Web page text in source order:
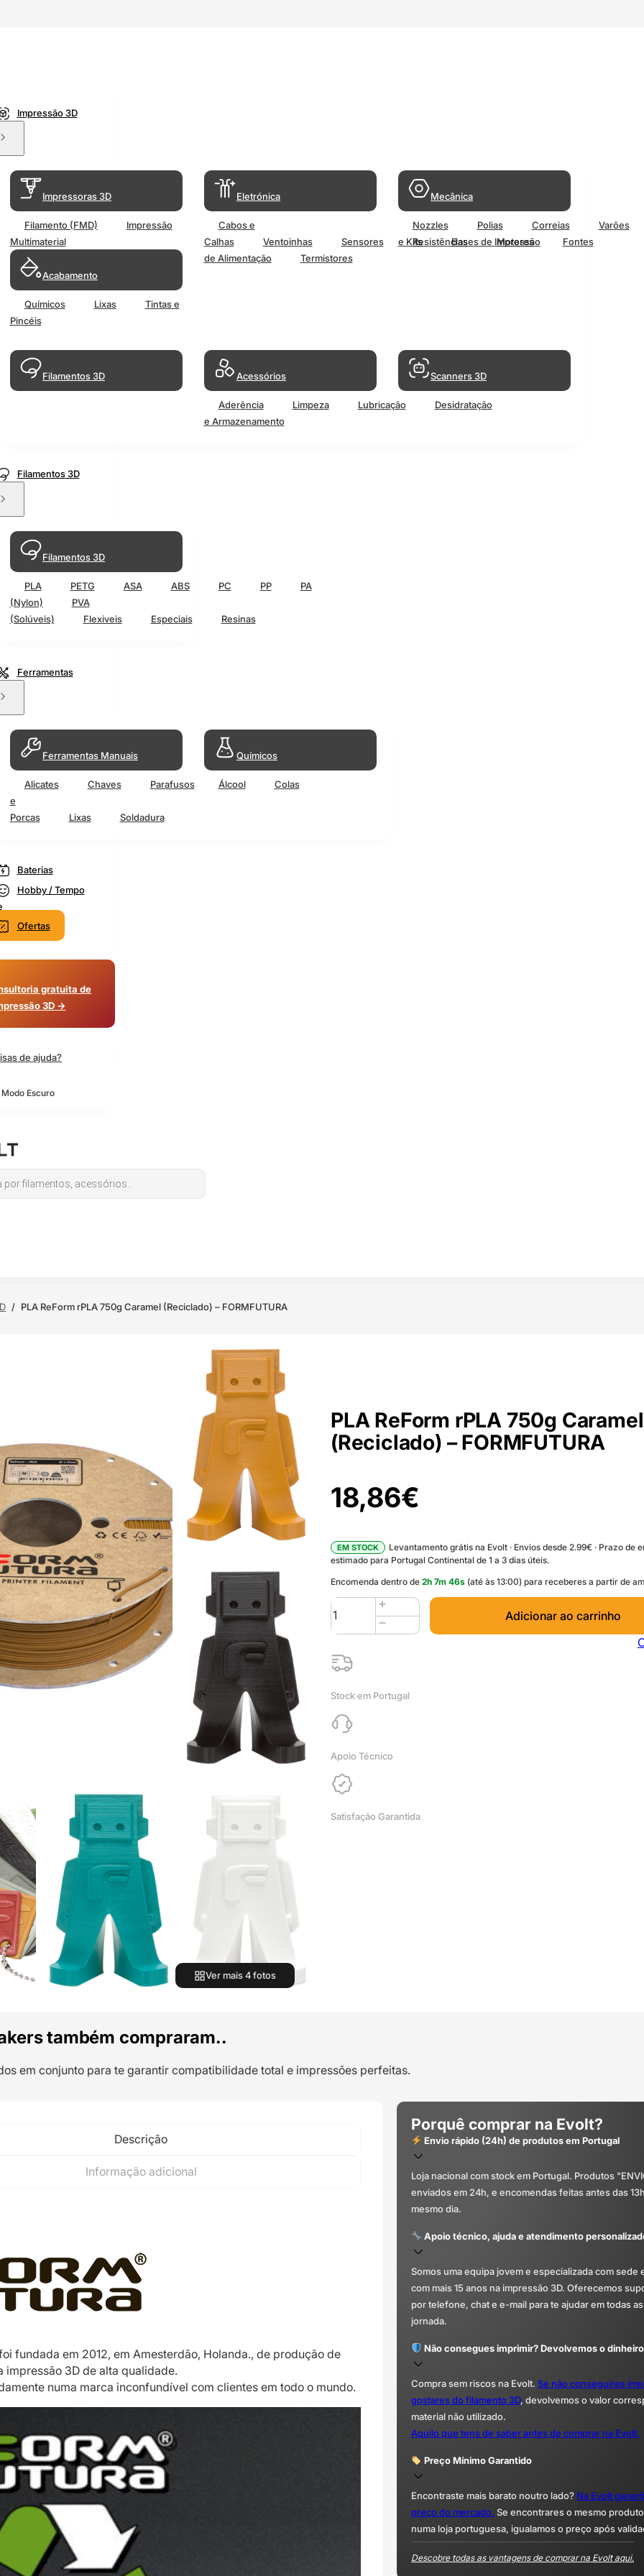
Impressão 3D
Impressoras 3D
Filamento (FMD)
Impressão
Multimaterial
Acabamento
Químicos Lixas
Tintas e
Pincéis
Eletrónica
Cabos e
Calhas
Ventoinhas Sensores Resistências Motores
Fontes
de Alimentação
Termistores
Mecânica
Nozzles Polias Correias
Varões
e Kits
Bases de Impressão
Filamentos 3D Acessórios
Aderência Limpeza Lubricação
Desidratação
e Armazenamento
Scanners 3D
Filamentos 3D
Filamentos 3D
PLA PETG ASA ABS PC PP
PA
(Nylon)
PVA
(Solúveis)
Flexiveis Especiais Resinas
Ferramentas
Ferramentas Manuais
Alicates Chaves
Parafusos
e
Porcas
Lixas Soldadura
Químicos
Álcool Colas
Baterias
Hobby / Tempo
Ofertas
gratuita de
3D →
de ajuda?
Escuro
/ PLA ReForm rPLA 750g Caramel (Reciclado) – FORMFUTURA
PLA ReForm rPLA 750g Caramel
(Reciclado) – FORMFUTURA
18,86€
EM STOCK
Levantamento grátis na Evolt · Envios desde 2.99€ · Prazo de
estimado para Portugal Continental de 1 a 3 dias úteis.
Encomenda dentro de 2h 7m 45s (até às 13:00) para receberes a partir de
Quantidade
de
PLA
ReForm
rPLA
Caramel
(Reciclado)
FORMFUTURA
Adicionar ao carrinho
Stock em Portugal
Apoio Técnico
Satisfação Garantida
Ver mais 4 fotos
também compraram..
em conjunto para te garantir compatibilidade total e impressões perfeitas.
Descrição
Informação adicional
fundada em 2012, em Amesterdão, Holanda., de produção de
impressão 3D de alta qualidade.
numa marca inconfundível com clientes em todo o mundo.
Porquê comprar na Evolt?
Envio rápido (24h) de produtos em Portugal
Loja nacional com stock em Portugal. Produtos
enviados em 24h, e encomendas feitas antes das
mesmo dia.
Apoio técnico, ajuda e atendimento
Somos uma equipa jovem e especializada com sede
com mais 15 anos na impressão 3D. Oferecemos
por telefone, chat e e-mail para te ajudar em todas
jornada.
Não consegues imprimir? Devolvemos o
Compra sem riscos na Evolt. Se não conseguires
gostares do filamento 3D, devolvemos o valor
material não utilizado.
Aquilo que tens de saber antes de comprar na Evolt.
Preço Mínimo Garantido
Encontraste mais barato noutro lado? Na Evolt
preço do mercado. Se encontrares o mesmo
numa loja portuguesa, igualamos o preço após
Descobre todas as vantagens de comprar na Evolt aqui.